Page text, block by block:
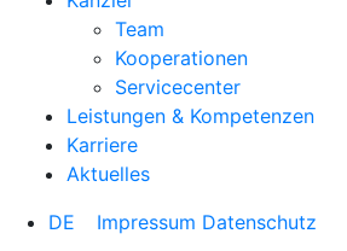
Team
Kooperationen
Servicecenter
Leistungen & Kompetenzen
Karriere
Aktuelles
DE
Impressum Datenschutz